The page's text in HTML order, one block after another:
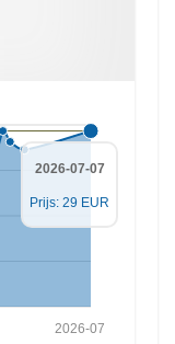
2026-07
2026-07-07
Prijs: 29 EUR